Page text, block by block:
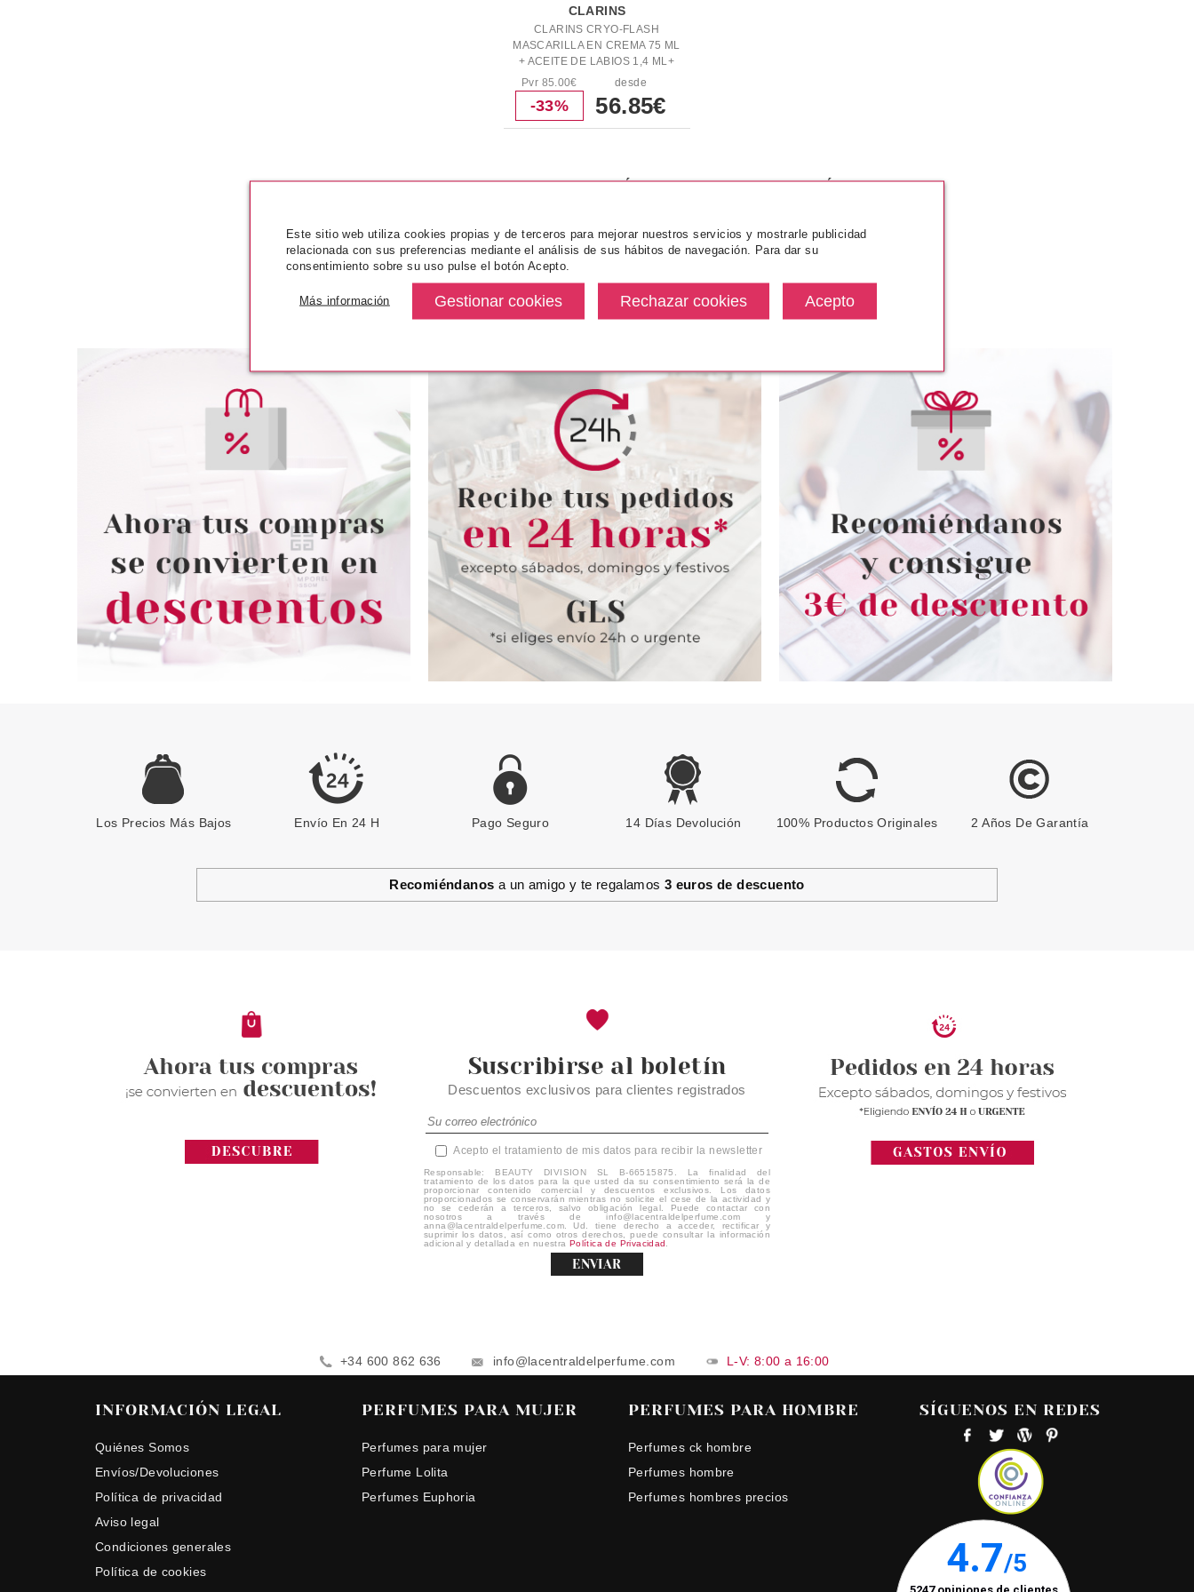
CLARINS
CLARINS CRYO-FLASH
MASCARILLA EN CREMA 75 ML
+ ACEITE DE LABIOS 1,4 ML+
NECESER SET REGALO
Pvr 85.00€
-33%
desde
56.85€
PRODUCTOS RELACIONADOS MÁS VENDIDOS MÁS VISTOS
CLARINS MULTI ACTIVA CREMA
REGALO
Pvr 63.50€ desde
45.60€
CLARINS
CLARINS DOUBLE SERUM 50
ML
Pvr 115.00€
-33% 76.95€
CLARINS
CLARINS NUTRI LUMIÉRE
CREMA DÍA 50 ML
Pvr 130.00€
-26%
desde
95.85€
CLARINS EXTRA FIRMING
ENERGY JOUR CREMA DIA
TODO TIPO PIELES 50 ML
Pvr 89.00€
-31%
desde
61.50€
CLARINS TINTED OLEO SERUM
BASE MAQUILLAJE 05 30ML
Pvr 47.50€
-30%
desde
Pvr 39.00€ desde
Los Precios Más Bajos Envío En 24 H Pago Seguro 14 Días Devolución 100% Productos Originales 2 Años De Garantía
Recomiéndanos a un amigo y te regalamos 3 euros de descuento
Suscribirse al boletín
Descuentos exclusivos para clientes registrados
Acepto el tratamiento de mis datos para recibir la newsletter
Responsable: BEAUTY DIVISION SL B-66515875. La finalidad del
tratamiento de los datos para la que usted da su consentimiento será la de
proporcionar contenido comercial y descuentos exclusivos. Los datos
proporcionados se conservarán mientras no solicite el cese de la actividad y
no se cederán a terceros, salvo obligación legal. Puede contactar con
nosotros a través de info@lacentraldelperfume.com y
anna@lacentraldelperfume.com. Ud. tiene derecho a acceder, rectificar y
suprimir los datos, así como otros derechos, puede consultar la información
adicional y detallada en nuestra Política de Privacidad
ENVIAR
+34 600 862 636 info@lacentraldelperfume.com L-V: 8:00 a 16:00
INFORMACIÓN LEGAL
Quiénes Somos
Envíos/Devoluciones
Política de privacidad
Aviso legal
Condiciones generales
Política de cookies
PERFUMES PARA MUJER
Perfumes para mujer
Perfume Lolita
Perfumes Euphoria
PERFUMES PARA HOMBRE
Perfumes ck hombre
Perfumes hombre
Perfumes hombres precios
SÍGUENOS EN REDES
Este sitio web utiliza cookies propias y de terceros para mejorar nuestros servicios y mostrarle publicidad
relacionada con sus preferencias mediante el análisis de sus hábitos de navegación. Para dar su
consentimiento sobre su uso pulse el botón Acepto.
Más información